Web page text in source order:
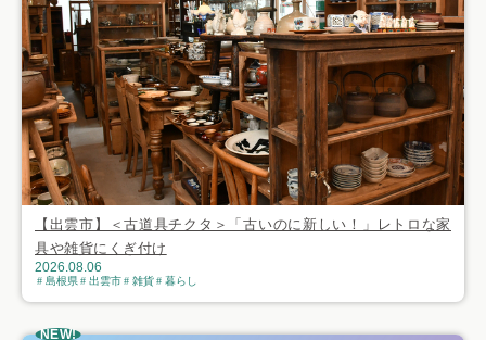
【出雲市】＜古道具チクタ＞「古いのに新しい！」レトロな家
具や雑貨にくぎ付け
2026.08.06
島根県 出雲市 雑貨 暮らし
NEW!